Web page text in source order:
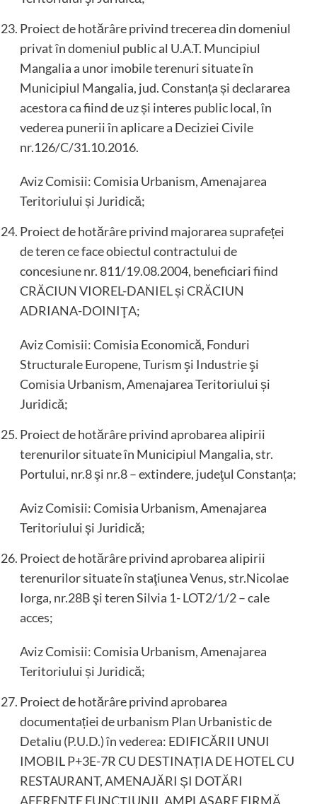
Proiect de hotărâre privind trecerea din domeniul
privat în domeniul public al U.A.T. Muncipiul
Mangalia a unor imobile terenuri situate în
Municipiul Mangalia, jud. Constanța și declararea
acestora ca fiind de uz și interes public local, în
vederea punerii în aplicare a Deciziei Civile
nr.126/C/31.10.2016.
Aviz Comisii: Comisia Urbanism, Amenajarea
Teritoriului și Juridică;
Proiect de hotărâre privind majorarea suprafeței
de teren ce face obiectul contractului de
concesiune nr. 811/19.08.2004, beneficiari fiind
CRĂCIUN VIOREL-DANIEL și CRĂCIUN
ADRIANA-DOINIŢA;
Aviz Comisii: Comisia Economică, Fonduri
Structurale Europene, Turism şi Industrie şi
Comisia Urbanism, Amenajarea Teritoriului și
Juridică;
Proiect de hotărâre privind aprobarea alipirii
terenurilor situate în Municipiul Mangalia, str.
Portului, nr.8 şi nr.8 – extindere, judeţul Constanța;
Aviz Comisii: Comisia Urbanism, Amenajarea
Teritoriului şi Juridică;
Proiect de hotărâre privind aprobarea alipirii
terenurilor situate în staţiunea Venus, str.Nicolae
Iorga, nr.28B şi teren Silvia 1- LOT2/1/2 – cale
acces;
Aviz Comisii: Comisia Urbanism, Amenajarea
Teritoriului și Juridică;
Proiect de hotărâre privind aprobarea
documentației de urbanism Plan Urbanistic de
Detaliu (P.U.D.) în vederea: EDIFICĂRII UNUI
IMOBIL P+3E-7R CU DESTINAȚIA DE HOTEL CU
RESTAURANT, AMENAJĂRI ȘI DOTĂRI
AFERENTE FUNCȚIUNII, AMPLASARE FIRMĂ